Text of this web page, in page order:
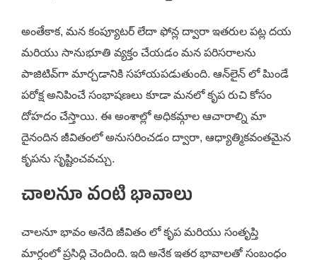
అంతేకాక, మన కంప్యూటర్ లేదా ఫోన్ల ద్వారా ఇతరుల పట్ల దయ
మరియు సానుభూతి వ్యక్తం చేయడం మన పరిసరాలను
పాజిటివ్‌గా మార్చడానికి సహాయపడుతుంది. ఆన్‌లైన్ లో పిుండే
పరోక్ష అనిపించే సంభాషణలు కూడా మనలో కృప రుచి కోసం
దోహదం చేస్తాయి. ఈ అంశాల్లో అధికమ్గాల ఆచారాల్ని మా
దైనందిన జీవితంలో అనుసరించడం ద్వారా, ఆధ్యాత్మికవంతమైన
కృపను సృష్టించవచ్చు.
చాలనూ వంటి భావాలు
చాలనూ భావం అనేది జీవితం లో కృప మరియు సంతృప్తి
మార్గంలో ప్రసిద్ధి చెందింది. ఇది అనేక ఇతర భావాలతో సంబంధం